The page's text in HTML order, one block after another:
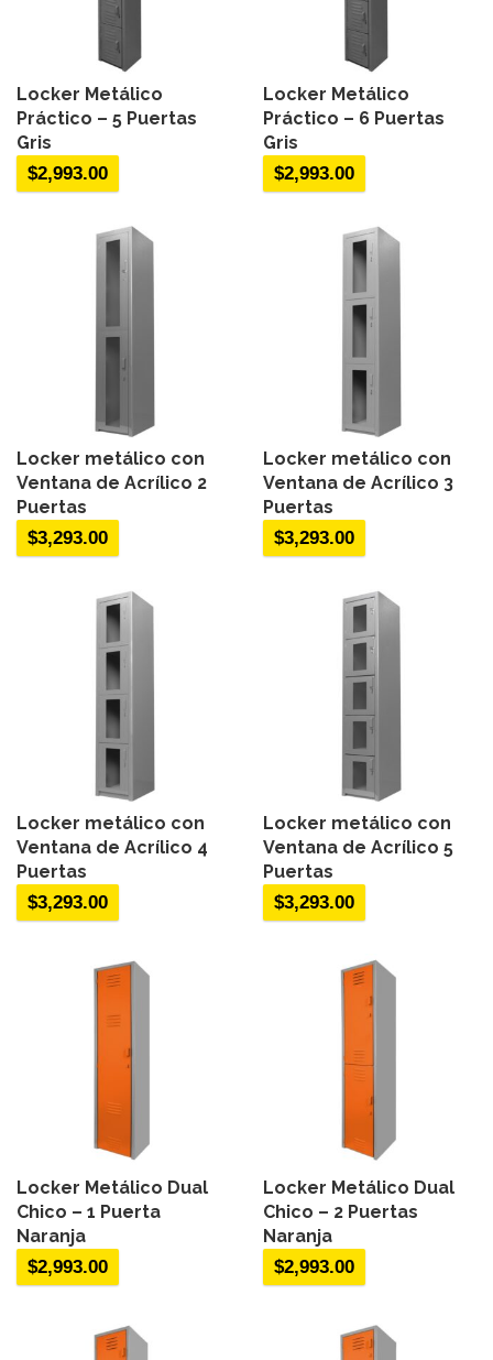
Locker Metálico
Práctico – 5 Puertas
Gris
$2,993.00
Locker Metálico
Práctico – 6 Puertas
Gris
$2,993.00
Locker metálico con
Ventana de Acrílico 2
Puertas
$3,293.00
Locker metálico con
Ventana de Acrílico 3
Puertas
$3,293.00
Locker metálico con
Ventana de Acrílico 4
Puertas
$3,293.00
Locker metálico con
Ventana de Acrílico 5
Puertas
$3,293.00
Locker Metálico Dual
Chico – 1 Puerta
Naranja
$2,993.00
Locker Metálico Dual
Chico – 2 Puertas
Naranja
$2,993.00